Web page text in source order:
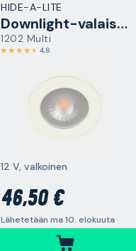
HIDE-A-LITE
Downlight-valaisin
1202 Multi
4,8
12 V, valkoinen
46,50 €
Lähetetään ma 10. elokuuta